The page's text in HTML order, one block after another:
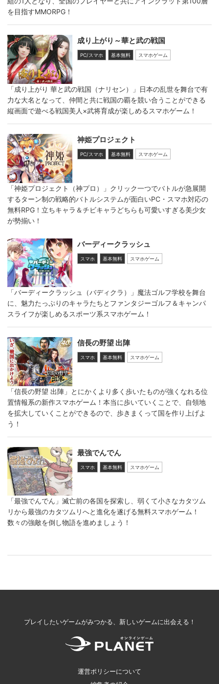
を目指すMMORPG！
成り上がり～華と武の戦国
PC/スマホ 基本無料 スマホゲーム
「成り上がり 華と武の戦国（ナリセン）」日本の乱世を舞台で有
力な大名となって、仲間と共に戦国の覇を競い合うことができる
縦画面で遊べる戦国美人×武将育成が楽しめるスマホゲーム！
神姫プロジェクト
PC/スマホ 基本無料 スマホゲーム
「神姫プロジェクト（神プロ）」クリック一つでバトルが急展開
するターン制の戦略的バトルシステムが面白いPC・スマホ対応の
無料RPG！立ちキャラ＆チビキャラどちらも可愛いすぎる美少女
が勢揃い！
バーディークラッシュ
スマホ 基本無料 スマホゲーム
「バーディークラッシュ（バディクラ）」魔法ゴルフ学校を舞台
に、魅力たっぷりのキャラたちとファンタジーゴルフ＆キャンパ
スライフが楽しめるスポーツ系スマホゲーム！
信長の野望 出陣
スマホ 基本無料 スマホゲーム
「信長の野望 出陣」とにかくより多く歩いたものが強くなれる位
置情報系の新作スマホゲーム！本当に歩いていくことで、自領地
を拡大していくことができるので、歩きまくって国を作り上げよ
う！
最強でんでん
スマホ 基本無料 スマホゲーム
「最強でんでん」滅亡前の各国を探索し、弱くて小さなカタツム
リから最強のカタツムリへと進化を遂げる無料スマホゲーム！
数々の強敵を倒し物語を進めましょう！
プレイしたいゲームがみつかる、新しいゲームに出会える！
運営ポリシーについて